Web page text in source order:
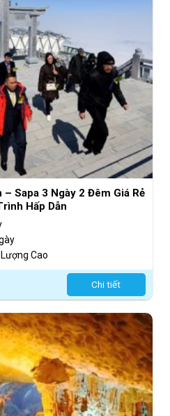
Sapa 3 Ngày 2 Đêm Giá Rẻ
Hấp Dẫn
Cao
Chi tiết